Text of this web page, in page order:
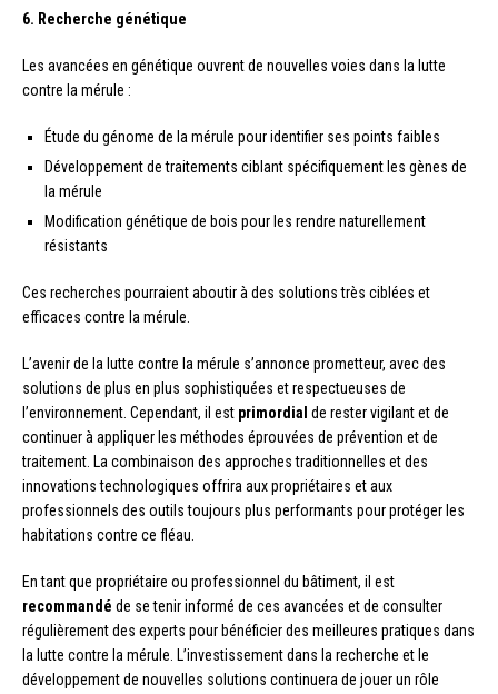
6. Recherche génétique
Les avancées en génétique ouvrent de nouvelles voies dans la lutte
contre la mérule :
Étude du génome de la mérule pour identifier ses points faibles
Développement de traitements ciblant spécifiquement les gènes de
la mérule
Modification génétique de bois pour les rendre naturellement
résistants
Ces recherches pourraient aboutir à des solutions très ciblées et
efficaces contre la mérule.
L’avenir de la lutte contre la mérule s’annonce prometteur, avec des
solutions de plus en plus sophistiquées et respectueuses de
l’environnement. Cependant, il est primordial de rester vigilant et de
continuer à appliquer les méthodes éprouvées de prévention et de
traitement. La combinaison des approches traditionnelles et des
innovations technologiques offrira aux propriétaires et aux
professionnels des outils toujours plus performants pour protéger les
habitations contre ce fléau.
En tant que propriétaire ou professionnel du bâtiment, il est
recommandé de se tenir informé de ces avancées et de consulter
régulièrement des experts pour bénéficier des meilleures pratiques dans
la lutte contre la mérule. L’investissement dans la recherche et le
développement de nouvelles solutions continuera de jouer un rôle